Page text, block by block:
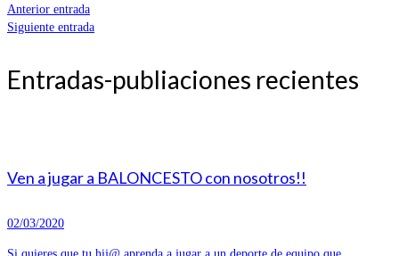
Anterior entrada
Siguiente entrada
Entradas-publiaciones recientes
Ven a jugar a BALONCESTO con nosotros!!
02/03/2020